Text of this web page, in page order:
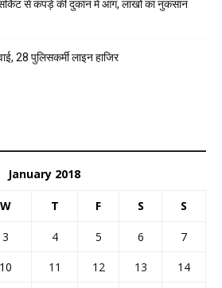
से कपड़े की दुकान में आग, लाखों का नुकसान
28 पुलिसकर्मी लाइन हाजिर
January 2018
W T F S S
3 4 5 6
7
10 11 12 13
14